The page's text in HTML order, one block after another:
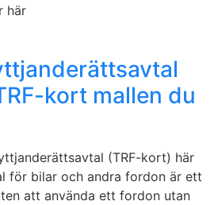
här
kort mallen du
(TRF-kort) här
för bilar och andra fordon är ett
att använda ett fordon utan